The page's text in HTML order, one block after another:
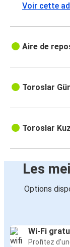
Voir cette
Aire de
Toroslar
Toroslar
Les
Options
Wi-Fi
Profitez